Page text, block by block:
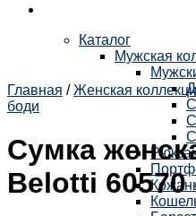
Каталог
Мужская
Главная / Женская
боди
Cумка
Belotti